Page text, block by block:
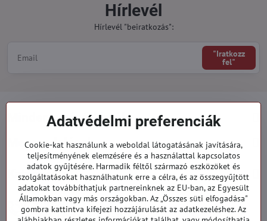
Hírlevél
Hírlevél "beiratkozás":
"Iratkozz
fel"
Minden a vásárlásról
Megrendelések
Kategóriák
919 060 751
Hétfő - Péntek: 09:00 - 15:00 hod.
Adatvédelmi preferenciák
Cookie-kat használunk a weboldal látogatásának javítására,
teljesítményének elemzésére és a használattal kapcsolatos
adatok gyűjtésére. Harmadik féltől származó eszközöket és
szolgáltatásokat használhatunk erre a célra, és az összegyűjtött
adatokat továbbíthatjuk partnereinknek az EU-ban, az Egyesült
Államokban vagy más országokban. Az „Összes süti elfogadása"
gombra kattintva kifejezi hozzájárulását az adatkezeléshez. Az